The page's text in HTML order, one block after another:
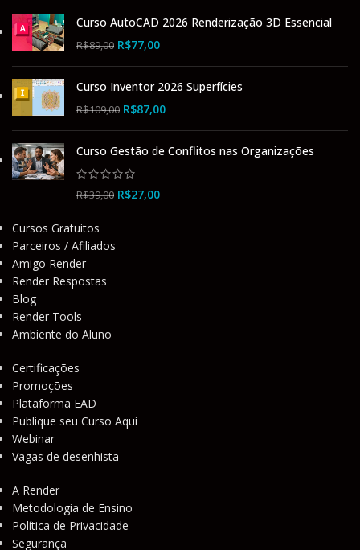
Curso AutoCAD 2026 Renderização 3D Essencial
R$89,00 R$77,00
Curso Inventor 2026 Superfícies
R$109,00 R$87,00
Curso Gestão de Conflitos nas Organizações
R$39,00 R$27,00
Cursos Gratuitos
Parceiros / Afiliados
Amigo Render
Render Respostas
Blog
Render Tools
Ambiente do Aluno
Certificações
Promoções
Plataforma EAD
Publique seu Curso Aqui
Webinar
Vagas de desenhista
A Render
Metodologia de Ensino
Política de Privacidade
Segurança